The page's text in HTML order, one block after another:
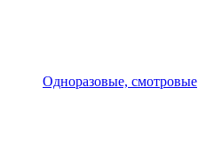
Одноразовые, смотровые